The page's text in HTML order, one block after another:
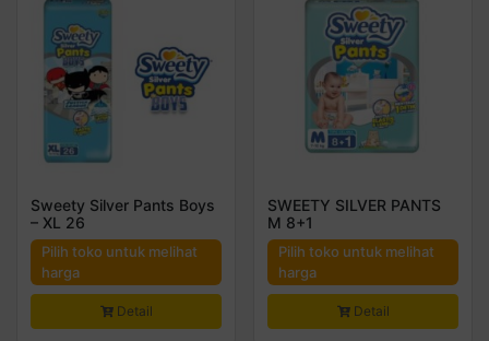
Sweety Silver Pants Boys
– XL 26
Pilih toko untuk melihat
harga
Detail
SWEETY SILVER PANTS
M 8+1
Pilih toko untuk melihat
harga
Detail